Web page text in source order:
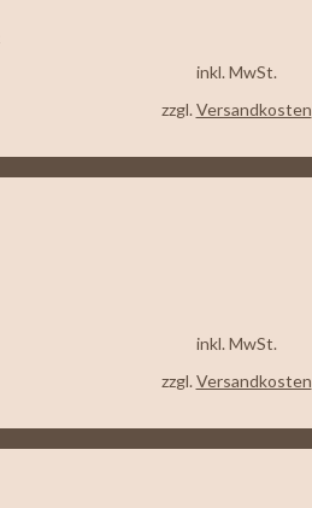
inkl. MwSt.
zzgl. Versandkosten
inkl. MwSt.
zzgl. Versandkosten